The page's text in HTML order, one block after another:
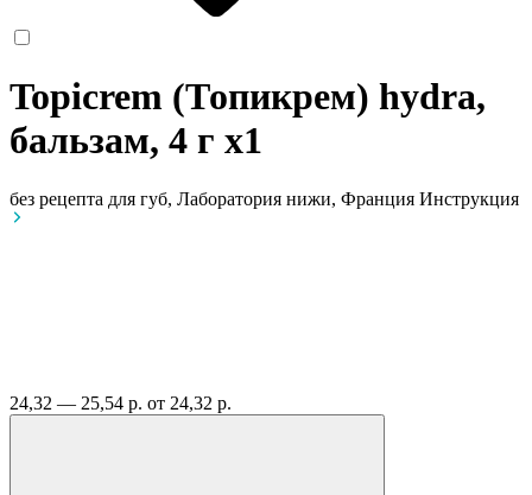
Topicrem (Топикрем) hydra,
бальзам, 4 г x1
без рецепта для губ, Лаборатория нижи, Франция Инструкция
24,32 — 25,54 р. от 24,32 р.